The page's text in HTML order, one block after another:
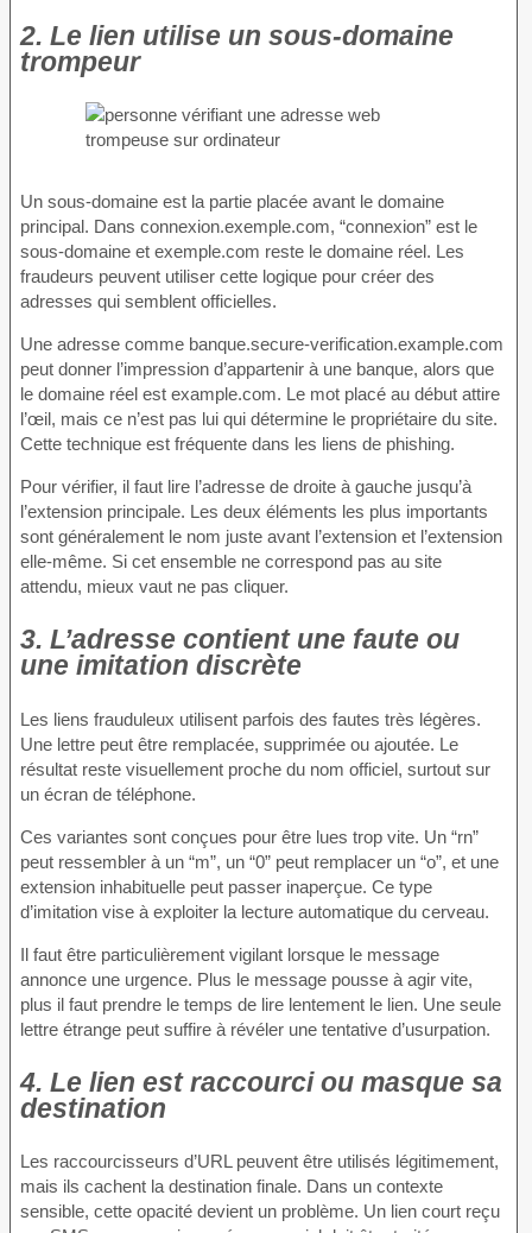
2. Le lien utilise un sous-domaine
trompeur
Un sous-domaine est la partie placée avant le domaine
principal. Dans connexion.exemple.com, “connexion” est le
sous-domaine et exemple.com reste le domaine réel. Les
fraudeurs peuvent utiliser cette logique pour créer des
adresses qui semblent officielles.
Une adresse comme banque.secure-verification.example.com
peut donner l’impression d’appartenir à une banque, alors que
le domaine réel est example.com. Le mot placé au début attire
l’œil, mais ce n’est pas lui qui détermine le propriétaire du site.
Cette technique est fréquente dans les liens de phishing.
Pour vérifier, il faut lire l’adresse de droite à gauche jusqu’à
l’extension principale. Les deux éléments les plus importants
sont généralement le nom juste avant l’extension et l’extension
elle-même. Si cet ensemble ne correspond pas au site
attendu, mieux vaut ne pas cliquer.
3. L’adresse contient une faute ou
une imitation discrète
Les liens frauduleux utilisent parfois des fautes très légères.
Une lettre peut être remplacée, supprimée ou ajoutée. Le
résultat reste visuellement proche du nom officiel, surtout sur
un écran de téléphone.
Ces variantes sont conçues pour être lues trop vite. Un “rn”
peut ressembler à un “m”, un “0” peut remplacer un “o”, et une
extension inhabituelle peut passer inaperçue. Ce type
d’imitation vise à exploiter la lecture automatique du cerveau.
Il faut être particulièrement vigilant lorsque le message
annonce une urgence. Plus le message pousse à agir vite,
plus il faut prendre le temps de lire lentement le lien. Une seule
lettre étrange peut suffire à révéler une tentative d’usurpation.
4. Le lien est raccourci ou masque sa
destination
Les raccourcisseurs d’URL peuvent être utilisés légitimement,
mais ils cachent la destination finale. Dans un contexte
sensible, cette opacité devient un problème. Un lien court reçu